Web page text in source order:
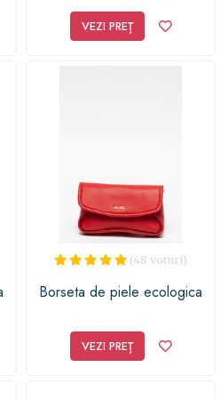
VEZI PREȚ
(48 voturi)
Borseta de piele ecologica
VEZI PREȚ